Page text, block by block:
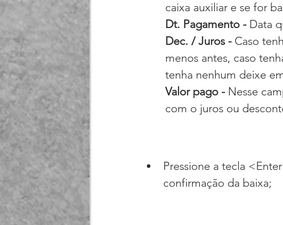
caixa auxiliar e se for
Dt. Pagamento - Data
Dec. / Juros - Caso
menos antes, caso
tenha nenhum deixe
Valor pago - Nesse
com o juros ou
Pressione a tecla
confirmação da baixa;